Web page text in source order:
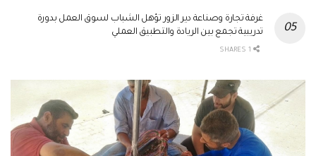
غرفة تجارة وصناعة دير الزور تؤهل الشباب لسوق العمل بدورة
تدريبية تجمع بين الريادة والتطبيق العملي